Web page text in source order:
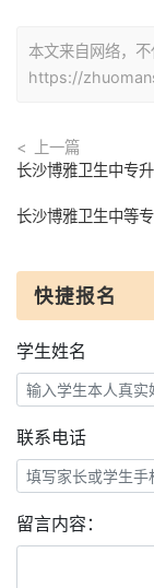
本文来自网络，不
https://
上一篇
长沙博雅卫生中专
长沙博雅卫生中等
快捷报名
学生姓名
联系电话
留言内容：